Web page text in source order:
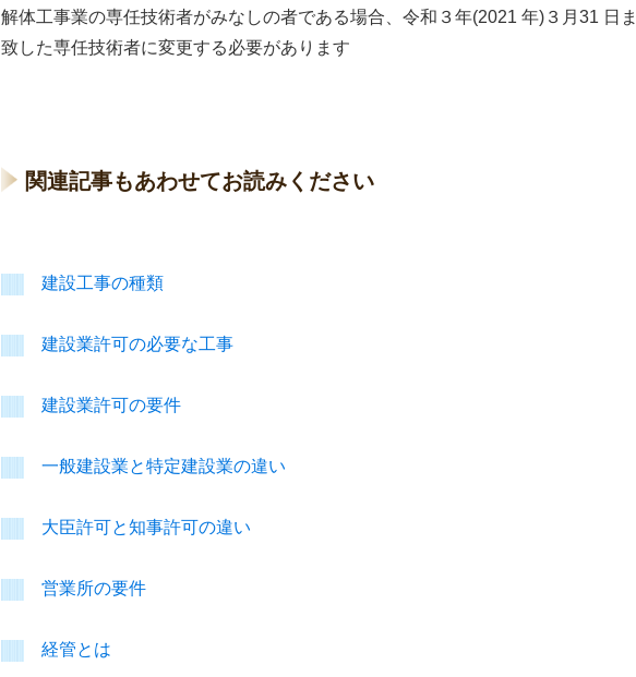
解体工事業の専任技術者がみなしの者である場合、令和３年(2021 年)３月31 日
致した専任技術者に変更する必要があります
関連記事もあわせてお読みください
建設工事の種類
建設業許可の必要な工事
建設業許可の要件
一般建設業と特定建設業の違い
大臣許可と知事許可の違い
営業所の要件
経管とは